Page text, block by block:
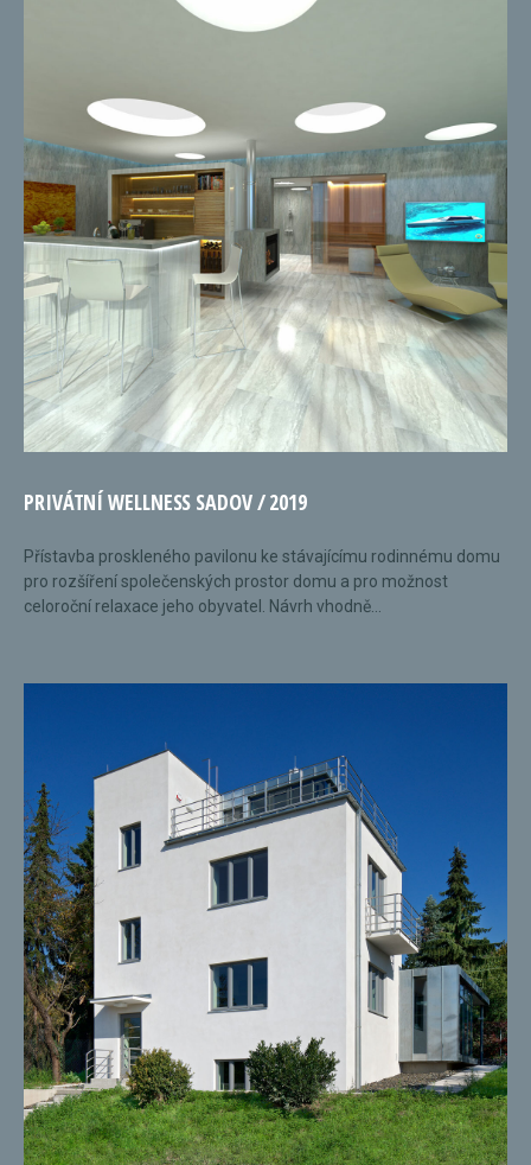
PRIVÁTNÍ WELLNESS SADOV / 2019
Přístavba proskleného pavilonu ke stávajícímu rodinnému domu
pro rozšíření společenských prostor domu a pro možnost
celoroční relaxace jeho obyvatel. Návrh vhodně...